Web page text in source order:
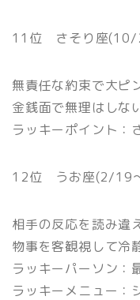
11位 さそり座
無責任な約束で大ピ
金銭面で無理はしな
ラッキーポイント：
12位 うお座(2/19
相手の反応を読み違
物事を客観視して冷
ラッキーパーソン：
ラッキーメニュー：